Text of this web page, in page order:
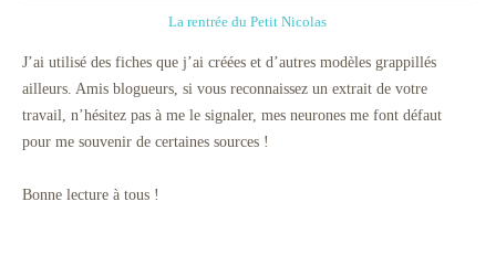
La rentrée du Petit Nicolas
J’ai utilisé des fiches que j’ai créées et d’autres modèles grappillés
ailleurs. Amis blogueurs, si vous reconnaissez un extrait de votre
travail, n’hésitez pas à me le signaler, mes neurones me font défaut
pour me souvenir de certaines sources !
Bonne lecture à tous !